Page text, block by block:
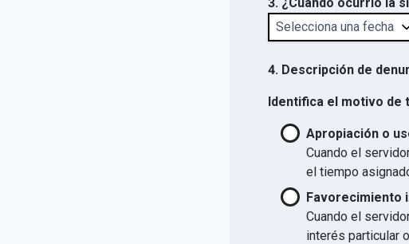
4. Descripción de
Identifica el motivo de
Apropiación o
Cuando el
el tiempo
Favorecimiento
Cuando el
interés particular